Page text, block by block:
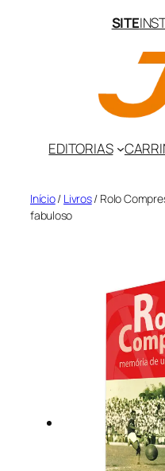
SITE
EDITORIAS
Início/ Livros/ Rolo
fabuloso